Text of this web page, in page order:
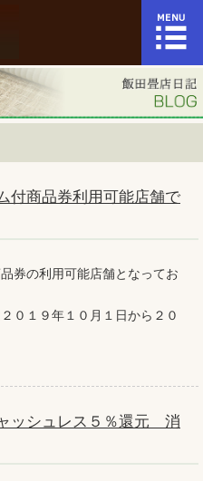
付商品券利用可能店舗で
券の利用可能店舗となってお
０１９年１０月１日から２０
シュレス５％還元 消